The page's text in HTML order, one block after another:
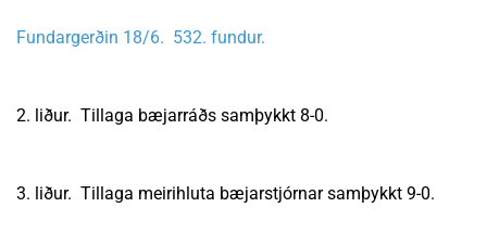
Fundargerðin 18/6. 532. fundur.
2. liður. Tillaga bæjarráðs samþykkt 8-0.
3. liður. Tillaga meirihluta bæjarstjórnar samþykkt 9-0.